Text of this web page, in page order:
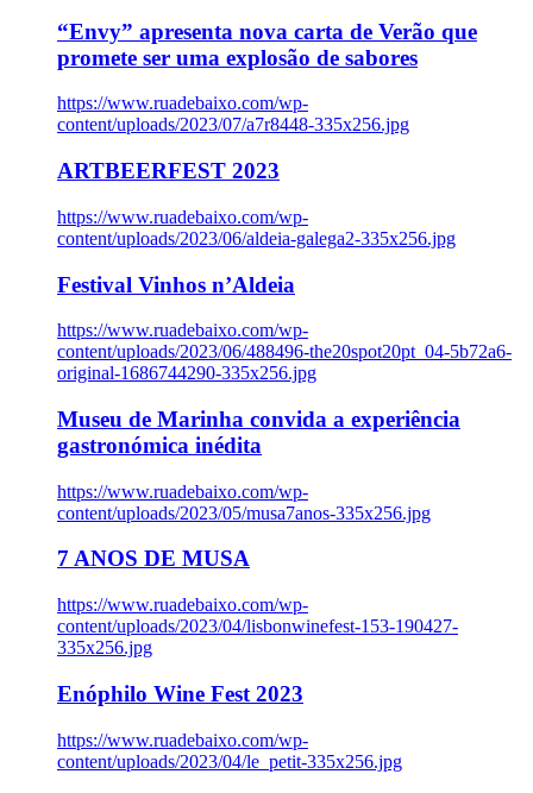
“Envy” apresenta nova carta de Verão que
promete ser uma explosão de sabores
https://www.ruadebaixo.com/wp-
content/uploads/2023/07/a7r8448-335x256.jpg
ARTBEERFEST 2023
https://www.ruadebaixo.com/wp-
content/uploads/2023/06/aldeia-galega2-335x256.jpg
Festival Vinhos n’Aldeia
https://www.ruadebaixo.com/wp-
content/uploads/2023/06/488496-the20spot20pt_04-5b72a6-
original-1686744290-335x256.jpg
Museu de Marinha convida a experiência
gastronómica inédita
https://www.ruadebaixo.com/wp-
content/uploads/2023/05/musa7anos-335x256.jpg
7 ANOS DE MUSA
https://www.ruadebaixo.com/wp-
content/uploads/2023/04/lisbonwinefest-153-190427-
335x256.jpg
Enóphilo Wine Fest 2023
https://www.ruadebaixo.com/wp-
content/uploads/2023/04/le_petit-335x256.jpg